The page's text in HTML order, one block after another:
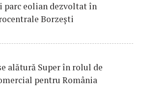
parc eolian dezvoltat în
Borzești
alătură Super în rolul de
pentru România